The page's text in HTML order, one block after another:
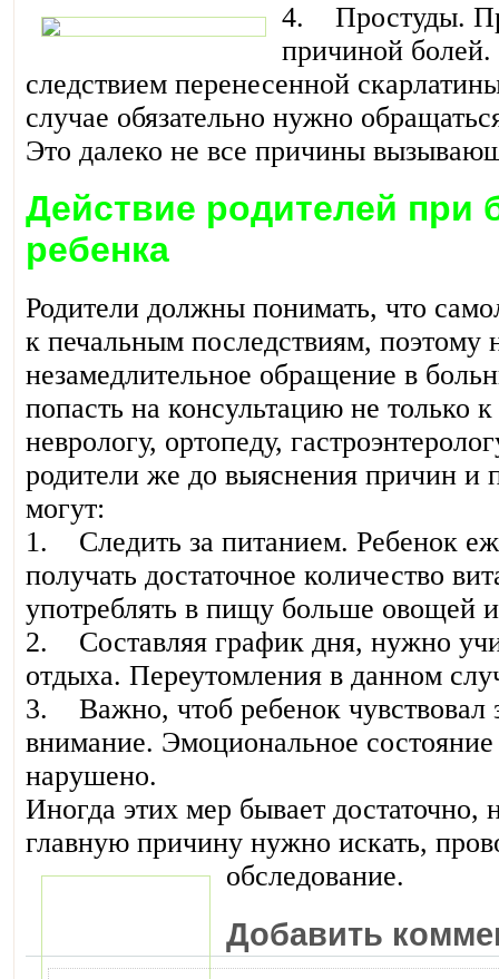
4. Простуды.
причиной болей.
следствием перенесенной
случае обязательно нужно
Это далеко не все причины
Действие родителей при
ребенка
Родители должны понимать, что
к печальным последствиям, поэтому
незамедлительное обращение в
попасть на консультацию не только
неврологу, ортопеду,
родители же до выяснения причин и
могут:
1. Следить за питанием. Ребенок
получать достаточное количество
употреблять в пищу больше овощей
2. Составляя график дня, нужно
отдыха. Переутомления в данном
3. Важно, чтоб ребенок чувствовал
внимание. Эмоциональное
нарушено.
Иногда этих мер бывает достаточно,
главную причину нужно искать,
обследование.
Добавить